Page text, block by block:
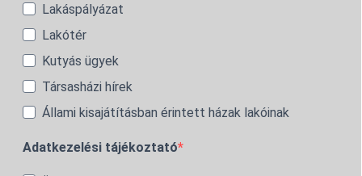
Lakáspályázat
Lakótér
Kutyás ügyek
Társasházi hírek
Állami kisajátításban érintett házak lakóinak
Adatkezelési tájékoztató